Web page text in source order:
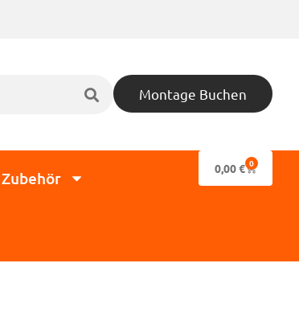
Montage Buchen
Zubehör 0,00€ 0